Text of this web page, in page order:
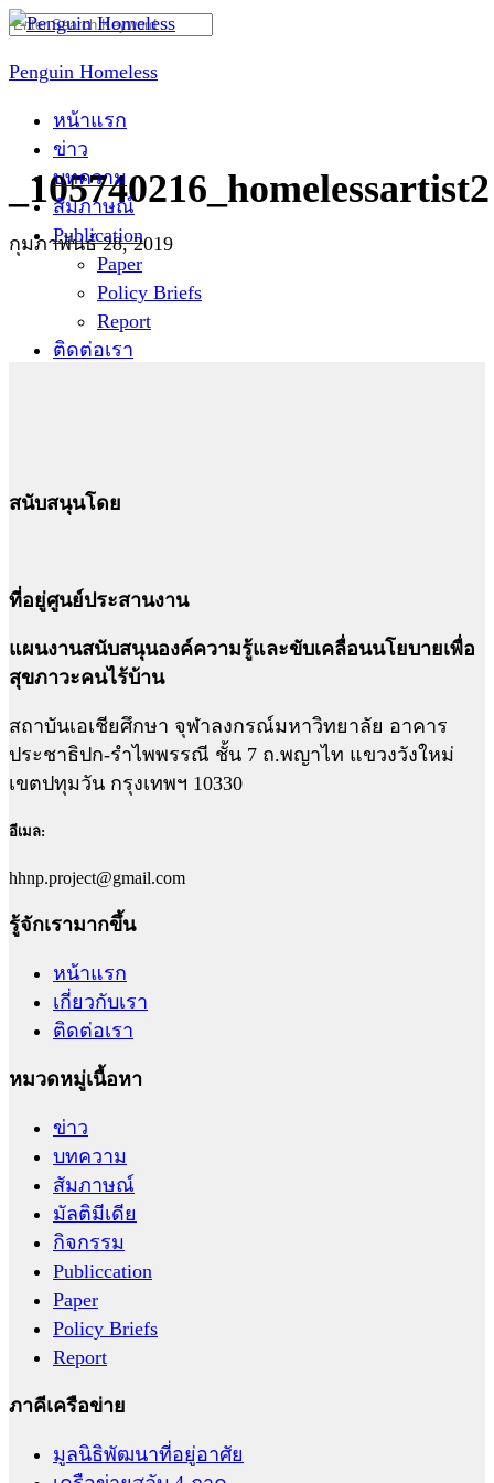
Skip
content
Penguin Homeless
หน้าแรก
ข่าว
บทความ
สัมภาษณ์
Publication
Paper
Policy Briefs
Report
ติดต่อเรา
Search
_105740216_homelessartist2
กุมภาพันธ์ 28, 2019
สนับสนุนโดย
ที่อยู่ศูนย์ประสานงาน
แผนงานสนับสนุนองค์ความรู้และขับเคลื่อนนโยบายเพื่อ
สุขภาวะคนไร้บ้าน
สถาบันเอเชียศึกษา จุฬาลงกรณ์มหาวิทยาลัย อาคาร
ประชาธิปก-รำไพพรรณี ชั้น 7 ถ.พญาไท แขวงวังใหม่
เขตปทุมวัน กรุงเทพฯ 10330
อีเมล:
hhnp.project@gmail.com
รู้จักเรามากขึ้น
หน้าแรก
เกี่ยวกับเรา
ติดต่อเรา
หมวดหมู่เนื้อหา
ข่าว
บทความ
สัมภาษณ์
มัลติมีเดีย
กิจกรรม
Publiccation
Paper
Policy Briefs
Report
ภาคีเครือข่าย
มูลนิธิพัฒนาที่อยู่อาศัย